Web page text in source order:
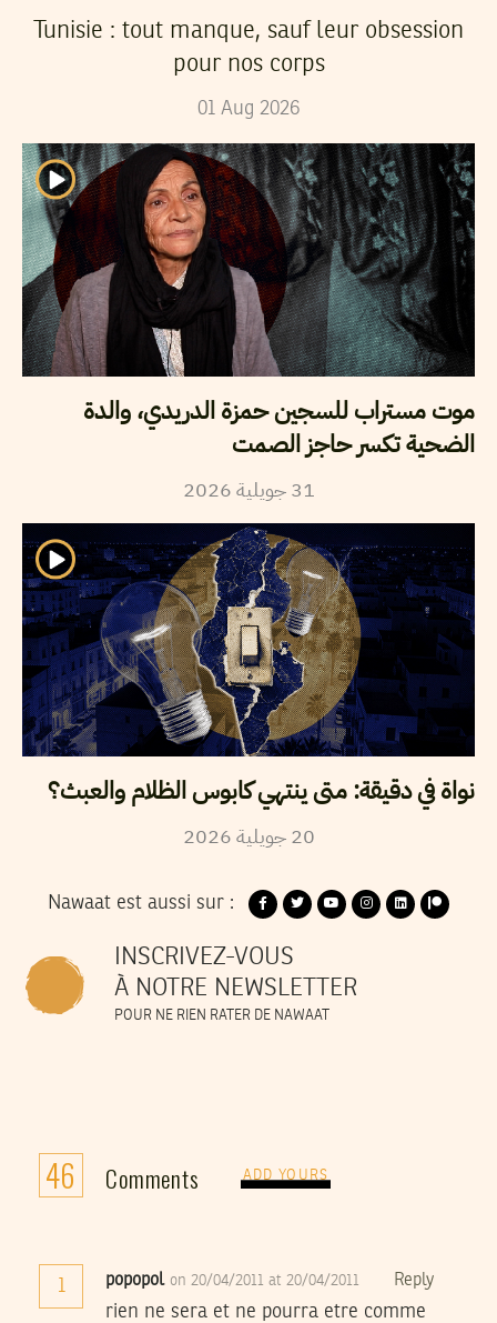
Tunisie : tout manque, sauf leur obsession
pour nos corps
01 Aug 2026
موت مستراب للسجين حمزة الدريدي، والدة
الضحية تكسر حاجز الصمت
31 جويلية2026
نواة في دقيقة: متى ينتهي كابوس الظلام والعبث؟
20 جويلية2026
Nawaat est aussi sur :
INSCRIVEZ-VOUS
À NOTRE NEWSLETTER
POUR NE RIEN RATER DE NAWAAT
46 Comments ADD YOURS
1 popopol on 20/04/2011 at 20/04/2011 Reply
rien ne sera et ne pourra etre comme